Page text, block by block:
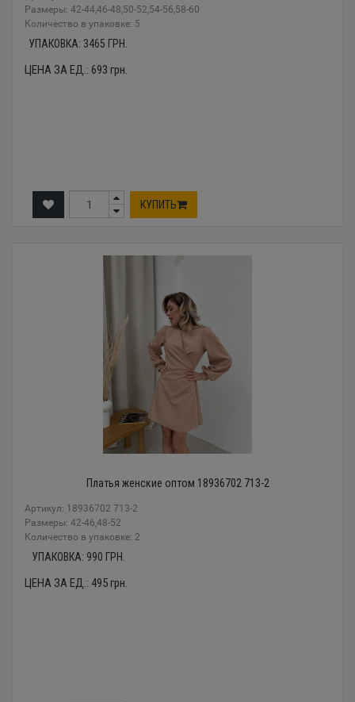
Размеры: 42-44,46-48,50-52,54-56,58-60
Количество в упаковке: 5
УПАКОВКА: 3465 ГРН.
ЦЕНА ЗА ЕД.: 693 грн.
КУПИТЬ
Платья женские оптом 18936702 713-2
Артикул: 18936702 713-2
Размеры: 42-46,48-52
Количество в упаковке: 2
УПАКОВКА: 990 ГРН.
ЦЕНА ЗА ЕД.: 495грн.